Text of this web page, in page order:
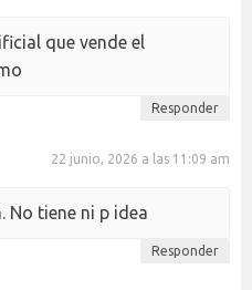
que vende el
Responder
22 junio, 2026 a las 11:09 am
No tiene ni p idea
Responder